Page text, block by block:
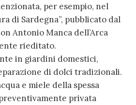
per esempio, nel
di Sardegna”, pubblicato dal
Antonio Manca dell’Arca
rieditato.
in giardini domestici,
di dolci tradizionali.
e miele della spessa
privata